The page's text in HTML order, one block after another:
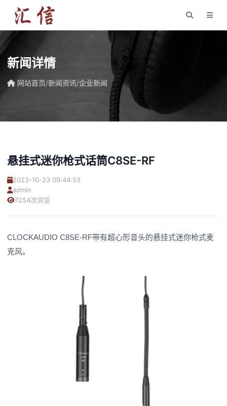
新闻详情
网站首页/新闻资讯/企业新闻
悬挂式迷你枪式话筒C8SE-RF
2023-10-23 09:44:53
admin
7254次浏览
CLOCKAUDIO C8SE-RF带有超心形音头的悬挂式迷你枪式麦
克风。